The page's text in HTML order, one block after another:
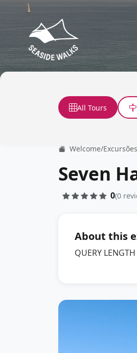
All Tours
Welcome/Excursões
Seven
0(0
About this
QUERY